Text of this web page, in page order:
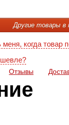
Другие товары в
когда товар
Отзывы